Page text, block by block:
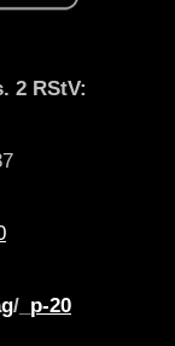
2 RStV:
/_ p-20